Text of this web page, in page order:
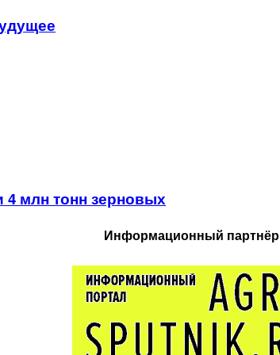
млн тонн зерновых
Информационный партнёр